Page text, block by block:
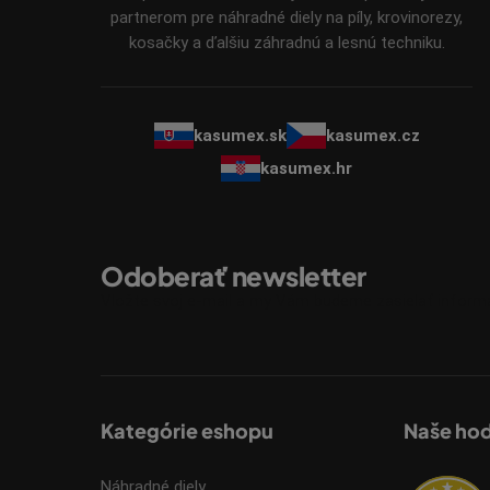
partnerom pre náhradné diely na píly, krovinorezy,
kosačky a ďalšiu záhradnú a lesnú techniku.
kasumex.sk
kasumex.cz
kasumex.hr
Kategórie eshopu Naše
Odoberať newsletter